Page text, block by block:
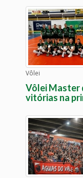
Vôlei
Vôlei Master
vitórias na